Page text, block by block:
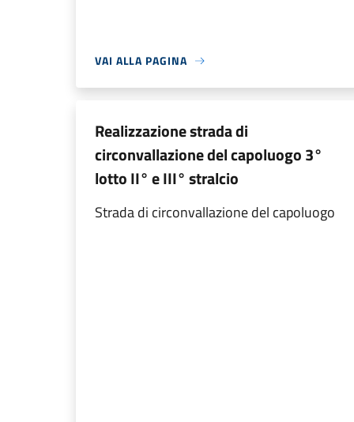
VAI ALLA PAGINA
Realizzazione strada di
circonvallazione del capoluogo 3°
lotto II° e III° stralcio
Strada di circonvallazione del capoluogo